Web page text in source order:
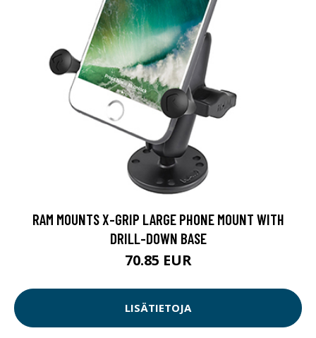
RAM MOUNTS X-GRIP LARGE PHONE MOUNT WITH
DRILL-DOWN BASE
70.85 EUR
LISÄTIETOJA